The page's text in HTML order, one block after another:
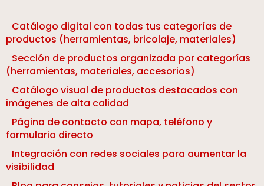
Catálogo digital con todas tus categorías de
productos (herramientas, bricolaje, materiales)
Sección de productos organizada por categorías
(herramientas, materiales, accesorios)
Catálogo visual de productos destacados con
imágenes de alta calidad
Página de contacto con mapa, teléfono y
formulario directo
Integración con redes sociales para aumentar la
visibilidad